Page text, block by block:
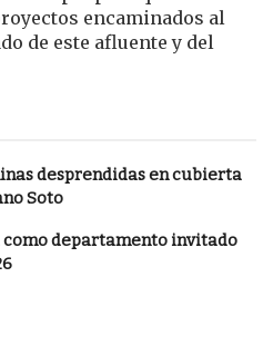
encaminados al
de este afluente y del
desprendidas en cubierta
Soto
departamento invitado